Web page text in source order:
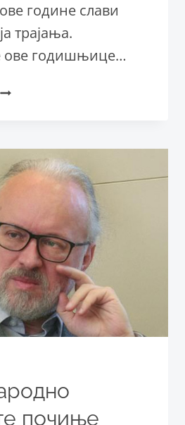
године слави
трајања.
ове годишњице…
САМО
БАЛЕТ
почиње